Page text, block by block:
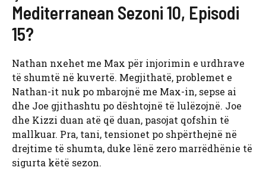
Mediterranean Sezoni 10, Episodi
15?
Nathan nxehet me Max për injorimin e urdhrave
të shumtë në kuvertë. Megjithatë, problemet e
Nathan-it nuk po mbarojnë me Max-in, sepse ai
dhe Joe gjithashtu po dështojnë të lulëzojnë. Joe
dhe Kizzi duan atë që duan, pasojat qofshin të
mallkuar. Pra, tani, tensionet po shpërthejnë në
drejtime të shumta, duke lënë zero marrëdhënie të
sigurta këtë sezon.